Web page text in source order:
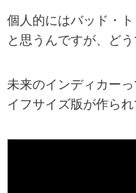
個人的にはバッド・
と思うんですが、ど
未来のインディカー
イフサイズ版が作ら